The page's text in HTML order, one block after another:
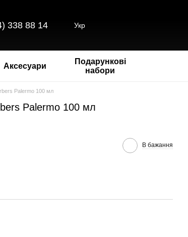
338 88 14 Укр
Аксесуари
Подарункові
набори
Palermo 100 мл
Palermo 100 мл
В бажання